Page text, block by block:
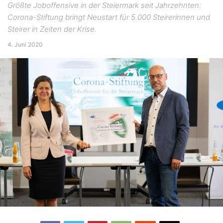
Größte Joboffensive in der Steiermark seit Jahrzehnten:
Corona-Stiftung bringt Neustart für 5.000 Steirerinnen und
Steirer in Zeiten der Krise.
4. Juni 2020